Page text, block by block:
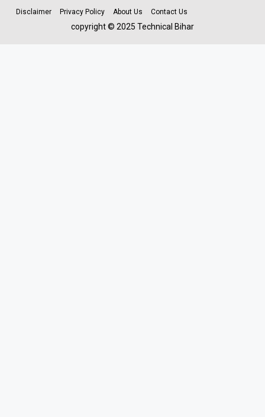
Disclaimer Privacy Policy About Us Contact Us
copyright © 2025 Technical Bihar